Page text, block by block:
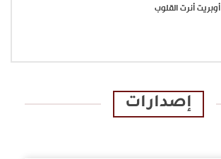
أوبريت أنرت القلوب
إصدارات